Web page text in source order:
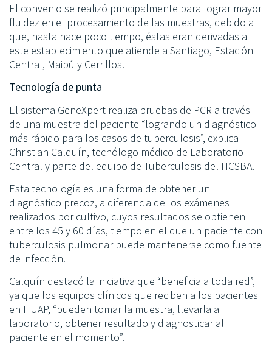
El convenio se realizó principalmente para lograr mayor
fluidez en el procesamiento de las muestras, debido a
que, hasta hace poco tiempo, éstas eran derivadas a
este establecimiento que atiende a Santiago, Estación
Central, Maipú y Cerrillos.
Tecnología de punta
El sistema GeneXpert realiza pruebas de PCR a través
de una muestra del paciente “logrando un diagnóstico
más rápido para los casos de tuberculosis”, explica
Christian Calquín, tecnólogo médico de Laboratorio
Central y parte del equipo de Tuberculosis del HCSBA.
Esta tecnología es una forma de obtener un
diagnóstico precoz, a diferencia de los exámenes
realizados por cultivo, cuyos resultados se obtienen
entre los 45 y 60 días, tiempo en el que un paciente con
tuberculosis pulmonar puede mantenerse como fuente
de infección.
Calquín destacó la iniciativa que “beneficia a toda red”,
ya que los equipos clínicos que reciben a los pacientes
en HUAP, “pueden tomar la muestra, llevarla a
laboratorio, obtener resultado y diagnosticar al
paciente en el momento”.